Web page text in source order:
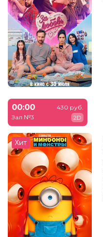
00:00
Зал №3
430 руб.
2D
Хит